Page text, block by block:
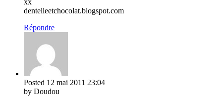
dentelleetchocolat.blogspot.com
Répondre
Posted 12 mai 2011 23:04
by Doudou